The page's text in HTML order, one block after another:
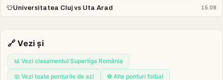
👕Universitatea Cluj vs Uta Arad 15.08
🔗 Vezi și
📊 Vezi clasamentul Superliga România
📅 Vezi toate ponturile de azi ⚽ Alte ponturi fotbal